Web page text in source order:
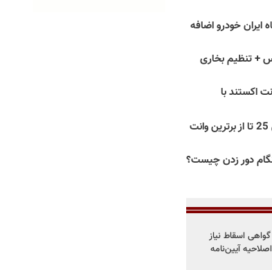
ایران خودرو اضافه
+ تنظیم بخاری
اکستند با
بهترین وانت ها در ایران: معرفی 25 تا از برترین وانت
دور زدن چیست؟
اسقاط نیاز
کامل اصلاحیه آیین‌نامه